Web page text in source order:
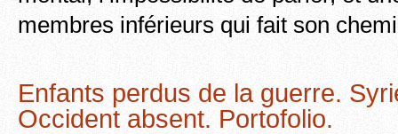
membres inférieurs qui fait son
Enfants perdus de la guerre.
Occident absent. Portofolio.